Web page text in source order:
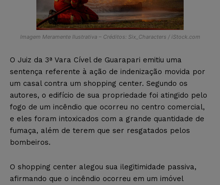
Imagem Meramente Ilustrativa – Créditos: Six_Characters / iStock.com
O Juiz da 3ª Vara Cível de Guarapari emitiu uma
sentença referente à ação de indenização movida por
um casal contra um shopping center. Segundo os
autores, o edifício de sua propriedade foi atingido pelo
fogo de um incêndio que ocorreu no centro comercial,
e eles foram intoxicados com a grande quantidade de
fumaça, além de terem que ser resgatados pelos
bombeiros.
O shopping center alegou sua ilegitimidade passiva,
afirmando que o incêndio ocorreu em um imóvel